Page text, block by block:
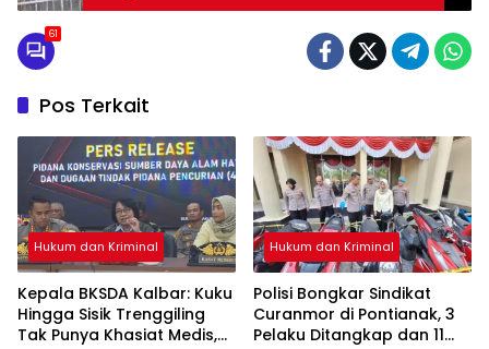
61
Pos Terkait
Hukum dan Kriminal
Kepala BKSDA Kalbar: Kuku
Hingga Sisik Trenggiling
Tak Punya Khasiat Medis,
Hukum dan Kriminal
Polisi Bongkar Sindikat
Curanmor di Pontianak, 3
Pelaku Ditangkap dan 11